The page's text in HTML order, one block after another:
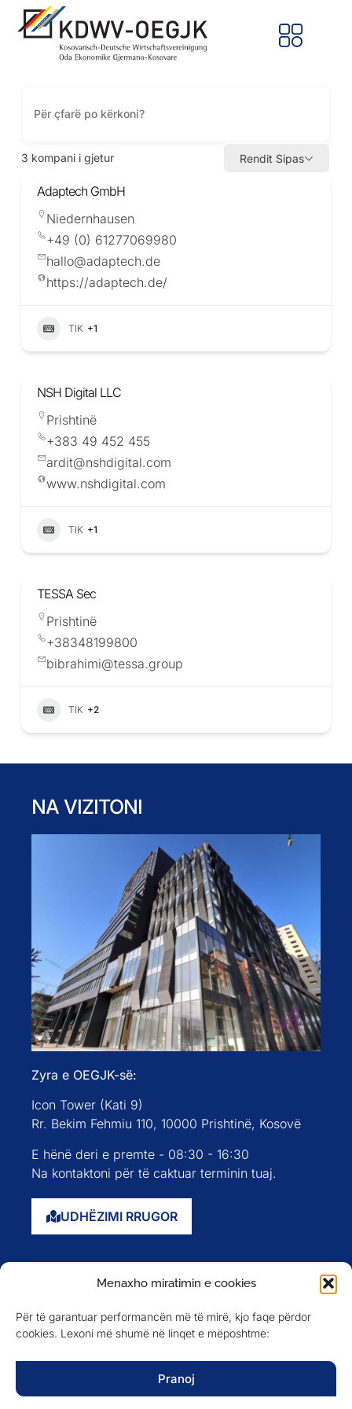
Menaxho miratimin e cookies
Për të garantuar performancën më të mirë, kjo faqe përdor
cookies. Lexoni më shumë në linqet e mëposhtme:
Pranoj
3 kompani i gjetur Rendit Sipas
Adaptech GmbH
Niedernhausen
+49 (0) 61277069980
hallo@adaptech.de
https://adaptech.de/
TIK +1
NSH Digital LLC
Prishtinë
+383 49 452 455
ardit@nshdigital.com
www.nshdigital.com
TIK +1
TESSA Sec
Prishtinë
+38348199800
bibrahimi@tessa.group
TIK +2
NA VIZITONI
Zyra e OEGJK-së:
Icon Tower (Kati 9)
Rr. Bekim Fehmiu 110, 10000 Prishtinë, Kosovë
E hënë deri e premte - 08:30 - 16:30
Na kontaktoni për të caktuar terminin tuaj.
UDHËZIMI RRUGOR
Evente
Anëtarët
Newsletter